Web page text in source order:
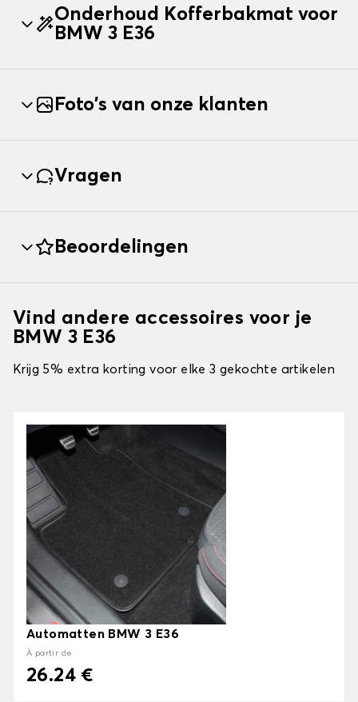
Onderhoud Kofferbakmat voor
BMW 3 E36
Foto's van onze klanten
Vragen
Beoordelingen
Vind andere accessoires voor je
BMW 3 E36
Krijg 5% extra korting voor elke 3 gekochte artikelen
Automatten BMW 3 E36
À partir de
26.24 €